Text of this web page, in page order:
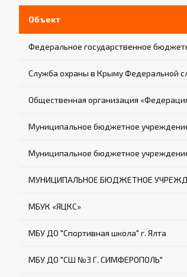
Объект
Федеральное государственное
Служба охраны в Крыму Федеральной
Общественная организация
Муниципальное бюджетное
Муниципальное бюджетное
МУНИЦИПАЛЬНОЕ БЮДЖЕТНОЕ
МБУК «ЯЦКС»
МБУ ДО "Спортивная школа" г. Ялта
МБУ ДО "СШ №3 Г. СИМФЕРОПОЛЬ"